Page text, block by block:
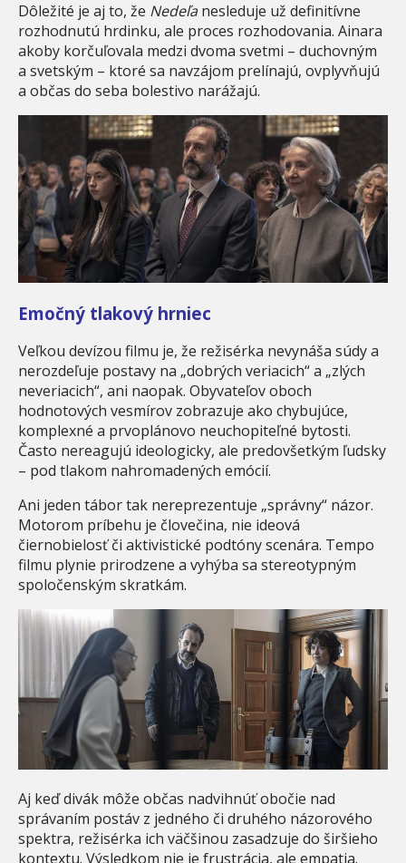
Dôležité je aj to, že Nedeľanesleduje už definitívne
rozhodnutú hrdinku, ale proces rozhodovania. Ainara
akoby korčuľovala medzi dvoma svetmi – duchovným
a svetským – ktoré sa navzájom prelínajú, ovplyvňujú
a občas do seba bolestivo narážajú.
Emočný tlakový hrniec
Veľkou devízou filmu je, že režisérka nevynáša súdy a
nerozdeľuje postavy na „dobrých veriacich“ a „zlých
neveriacich“, ani naopak. Obyvateľov oboch
hodnotových vesmírov zobrazuje ako chybujúce,
komplexné a prvoplánovo neuchopiteľné bytosti.
Často nereagujú ideologicky, ale predovšetkým ľudsky
– pod tlakom nahromadených emócií.
Ani jeden tábor tak nereprezentuje „správny“ názor.
Motorom príbehu je človečina, nie ideová
čiernobielosť či aktivistické podtóny scenára. Tempo
filmu plynie prirodzene a vyhýba sa stereotypným
spoločenským skratkám.
Aj keď divák môže občas nadvihnúť obočie nad
správaním postáv z jedného či druhého názorového
spektra, režisérka ich väčšinou zasadzuje do širšieho
kontextu. Výsledkom nie je frustrácia, ale empatia.